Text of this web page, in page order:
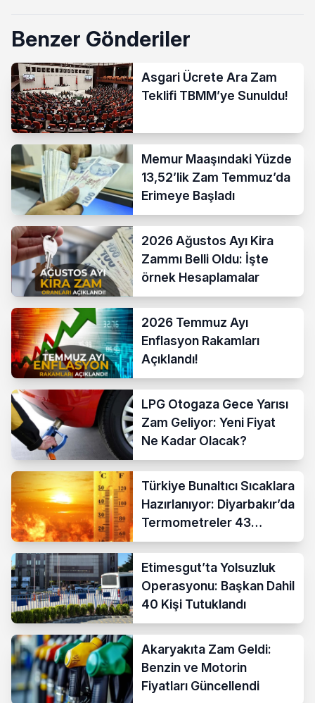
Benzer Gönderiler
Asgari Ücrete Ara Zam
Teklifi TBMM’ye Sunuldu!
Memur Maaşındaki Yüzde
13,52’lik Zam Temmuz’da
Erimeye Başladı
2026 Ağustos Ayı Kira
Zammı Belli Oldu: İşte
örnek Hesaplamalar
2026 Temmuz Ayı
Enflasyon Rakamları
Açıklandı!
LPG Otogaza Gece Yarısı
Zam Geliyor: Yeni Fiyat
Ne Kadar Olacak?
Türkiye Bunaltıcı Sıcaklara
Hazırlanıyor: Diyarbakır’da
Termometreler 43
Dereceyi Gösterecek
Etimesgut’ta Yolsuzluk
Operasyonu: Başkan Dahil
40 Kişi Tutuklandı
Akaryakıta Zam Geldi:
Benzin ve Motorin
Fiyatları Güncellendi